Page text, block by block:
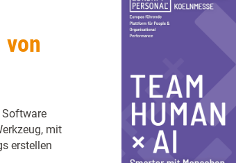
von
Software
mit
erstellen